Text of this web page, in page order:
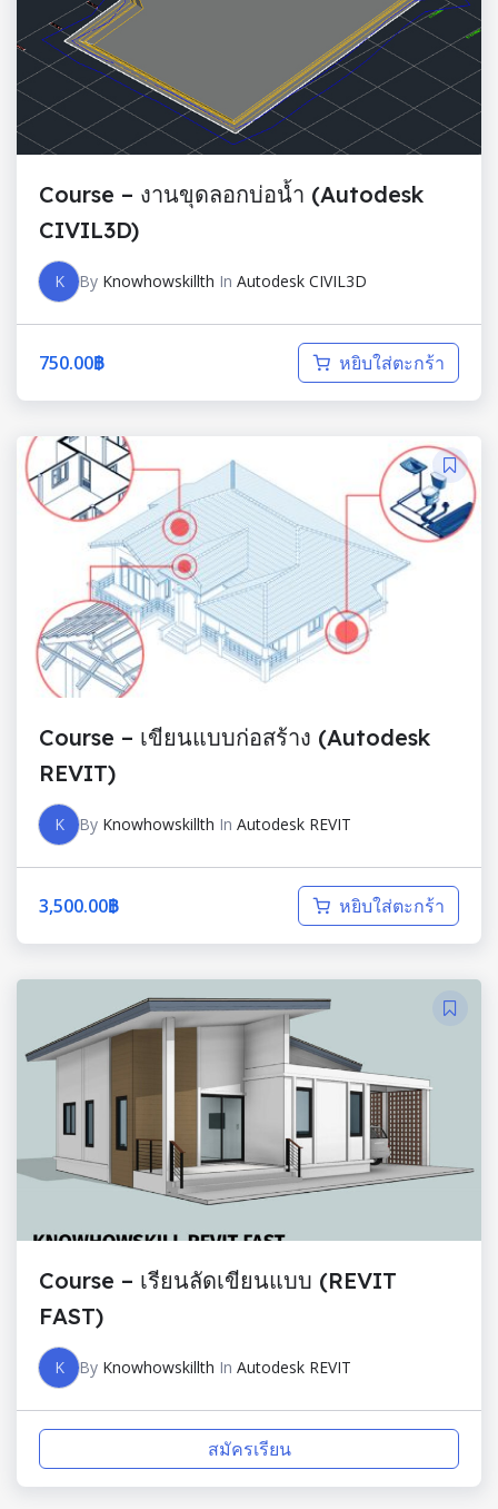
Course – งานขุดลอกบ่อน้ำ (Autodesk
CIVIL3D)
K By Knowhowskillth In Autodesk CIVIL3D
750.00฿ หยิบใส่ตะกร้า
Course – เขียนแบบก่อสร้าง (Autodesk
REVIT)
K By Knowhowskillth In Autodesk REVIT
3,500.00฿ หยิบใส่ตะกร้า
Course – เรียนลัดเขียนแบบ (REVIT
FAST)
K By Knowhowskillth In Autodesk REVIT
สมัครเรียน